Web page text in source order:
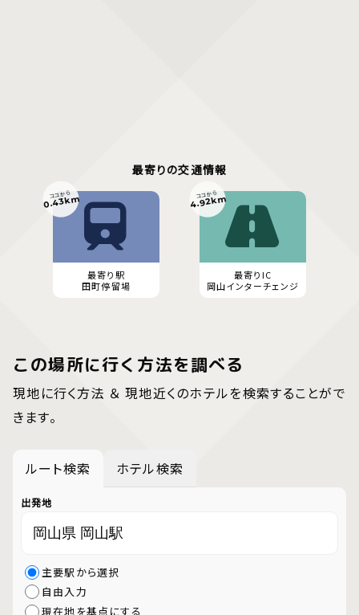
最寄りの交通情報
最寄り駅
田町停留場
ココから
0.43km
最寄りIC
岡山インターチェンジ
ココから
4.92km
この場所に行く方法を調べる
現地に行く方法 ＆ 現地近くのホテルを検索することがで
きます。
ルート検索 ホテル検索
出発地
主要駅から選択
自由入力
現在地を基点にする